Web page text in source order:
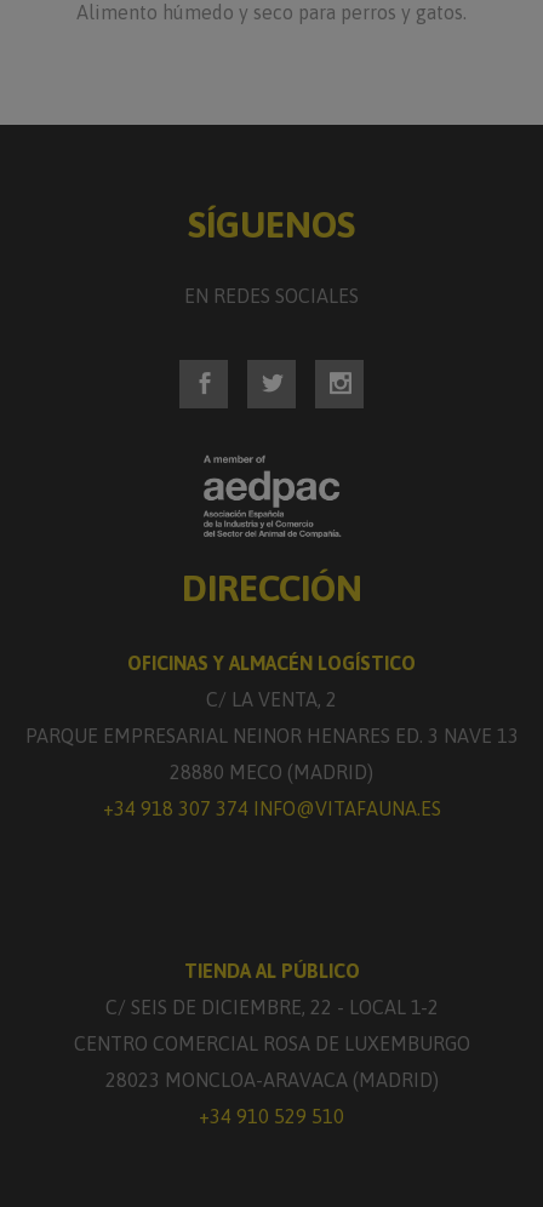
Alimento húmedo y seco para perros y gatos.
SÍGUENOS
EN REDES SOCIALES
DIRECCIÓN
OFICINAS Y ALMACÉN LOGÍSTICO
C/ LA VENTA, 2
PARQUE EMPRESARIAL NEINOR HENARES ED. 3 NAVE 13
28880 MECO (MADRID)
+34 918 307 374 INFO@VITAFAUNA.ES
TIENDA AL PÚBLICO
C/ SEIS DE DICIEMBRE, 22 - LOCAL 1-2
CENTRO COMERCIAL ROSA DE LUXEMBURGO
28023 MONCLOA-ARAVACA (MADRID)
+34 910 529 510